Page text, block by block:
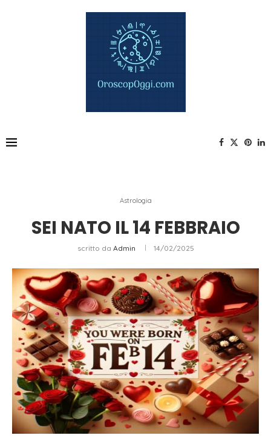
Astrologia
SEI NATO IL 14 FEBBRAIO
scritto da Admin 14/02/2025